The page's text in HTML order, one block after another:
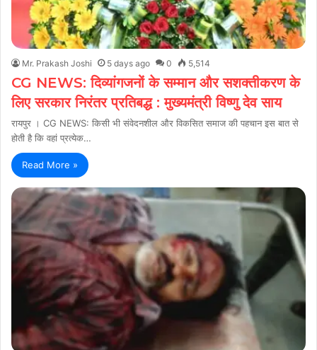
Mr. Prakash Joshi 5 days ago 0 5,514
CG NEWS: दिव्यांगजनों के सम्मान और सशक्तीकरण के
लिए सरकार निरंतर प्रतिबद्ध : मुख्यमंत्री विष्णु देव साय
रायपुर । CG NEWS: किसी भी संवेदनशील और विकसित समाज की पहचान इस बात से
होती है कि वहां प्रत्येक…
Read More »